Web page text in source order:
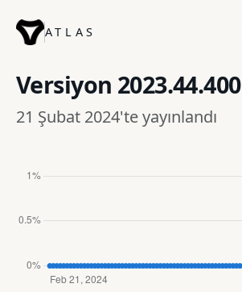
ATLAS
Versiyon 2023.44.400
21 Şubat 2024'te yayınlandı